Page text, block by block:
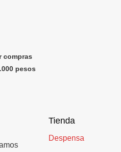
compras
pesos
Tienda
Despensa